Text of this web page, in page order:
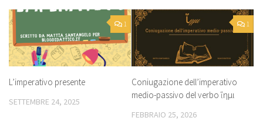
1
L’imperativo presente
SETTEMBRE 24, 2025
1
Coniugazione dell’imperativo
medio-passivo del verbo ἵημι
FEBBRAIO 25, 2026